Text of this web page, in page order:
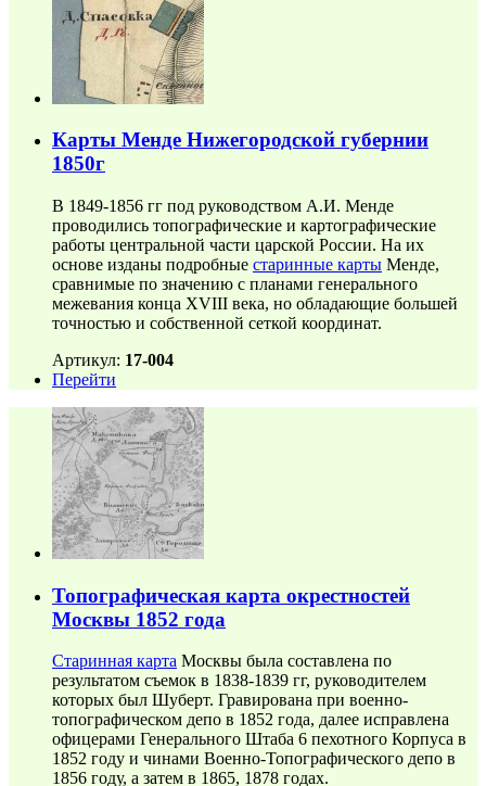
Карты Менде Нижегородской губернии
1850г
В 1849-1856 гг под руководством А.И. Менде
проводились топографические и картографические
работы центральной части царской России. На их
основе изданы подробные старинные карты Менде,
сравнимые по значению с планами генерального
межевания конца XVIII века, но обладающие большей
точностью и собственной сеткой координат.
Артикул: 17-004
Перейти
Топографическая карта окрестностей
Москвы 1852 года
Старинная карта Москвы была составлена по
результатом съемок в 1838-1839 гг, руководителем
которых был Шуберт. Гравирована при военно-
топографическом депо в 1852 года, далее исправлена
офицерами Генерального Штаба 6 пехотного Корпуса в
1852 году и чинами Военно-Топографического депо в
1856 году, а затем в 1865, 1878 годах.